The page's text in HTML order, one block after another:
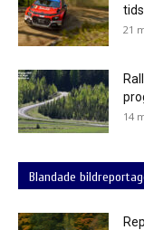
21
14
Blandade